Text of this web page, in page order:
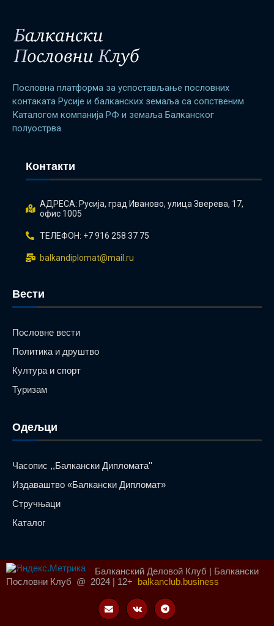
Пословна платформа за успостављање пословних
контаката Русије и балканских земаља са сопственим
Каталогом компанија РФ и земаља Балканског
полуострва.
Контакти
АДРЕСА: Русиjа, град Иваново, улица Зверева, 17,
офис 1005
ТЕЛЕФОН: +7 916 258 37 75
balkandiplomat@mail.ru
Вести
Пословне вести
Политика и друштво
Култура и спорт
Туризам
Одељци
Часопис ,,Балкански Дипломата''
Издаваштво «Балкански Дипломат»
Стручњаци
Каталог
Балканский Деловой Клуб | Балкански
Пословни Клуб @ 2024 | 12+ balkanclub.business